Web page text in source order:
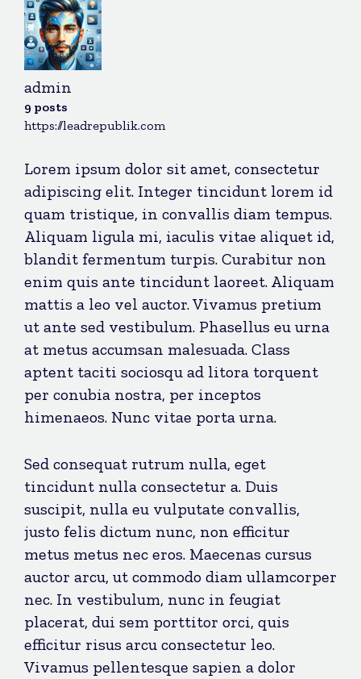
admin
9 posts
https://leadrepublik.com
Lorem ipsum dolor sit amet, consectetur
adipiscing elit. Integer tincidunt lorem id
quam tristique, in convallis diam tempus.
Aliquam ligula mi, iaculis vitae aliquet id,
blandit fermentum turpis. Curabitur non
enim quis ante tincidunt laoreet. Aliquam
mattis a leo vel auctor. Vivamus pretium
ut ante sed vestibulum. Phasellus eu urna
at metus accumsan malesuada. Class
aptent taciti sociosqu ad litora torquent
per conubia nostra, per inceptos
himenaeos. Nunc vitae porta urna.
Sed consequat rutrum nulla, eget
tincidunt nulla consectetur a. Duis
suscipit, nulla eu vulputate convallis,
justo felis dictum nunc, non efficitur
metus metus nec eros. Maecenas cursus
auctor arcu, ut commodo diam ullamcorper
nec. In vestibulum, nunc in feugiat
placerat, dui sem porttitor orci, quis
efficitur risus arcu consectetur leo.
Vivamus pellentesque sapien a dolor